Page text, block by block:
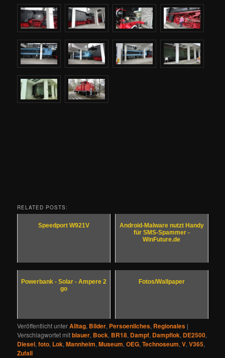
RELATED POSTS:
Speedport W921V
Android-Malware nutzt Handy
für SMS-Spammer -
WinFuture.de
Powerbank - Solar - Ampere 2
go
Fotos/Wallpaper
Veröffentlicht unterAlltag, Bilder, Persoenliches, Regionales |
Verschlagwortet mitblauer, Bock, BR18, Dampf, Dampflok, DE2500,
Diesel,foto, Lok,Mannheim,Museum,OEG,Technoseum,V,V365,
Zufall